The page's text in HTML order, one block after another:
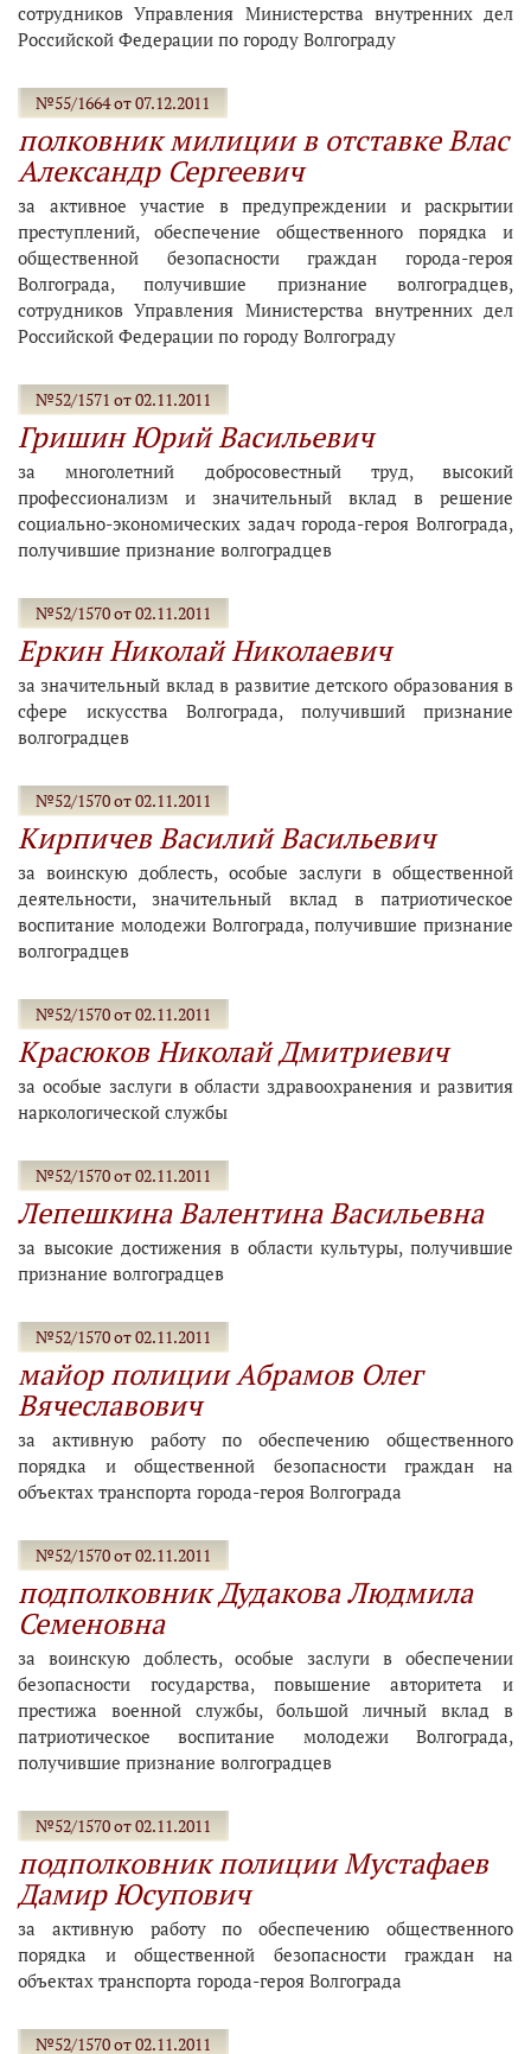
сотрудников Управления Министерства внутренних дел
Российской Федерации по городу Волгограду
№55/1664 от 07.12.2011
полковник милиции в отставке Влас
Александр Сергеевич
за активное участие в предупреждении и раскрытии
преступлений, обеспечение общественного порядка и
общественной безопасности граждан города-героя
Волгограда, получившие признание волгоградцев,
сотрудников Управления Министерства внутренних дел
Российской Федерации по городу Волгограду
№52/1571 от 02.11.2011
Гришин Юрий Васильевич
за многолетний добросовестный труд, высокий
профессионализм и значительный вклад в решение
социально-экономических задач города-героя Волгограда,
получившие признание волгоградцев
№52/1570 от 02.11.2011
Еркин Николай Николаевич
за значительный вклад в развитие детского образования в
сфере искусства Волгограда, получивший признание
волгоградцев
№52/1570 от 02.11.2011
Кирпичев Василий Васильевич
за воинскую доблесть, особые заслуги в общественной
деятельности, значительный вклад в патриотическое
воспитание молодежи Волгограда, получившие признание
волгоградцев
№52/1570 от 02.11.2011
Красюков Николай Дмитриевич
за особые заслуги в области здравоохранения и развития
наркологической службы
№52/1570 от 02.11.2011
Лепешкина Валентина Васильевна
за высокие достижения в области культуры, получившие
признание волгоградцев
№52/1570 от 02.11.2011
майор полиции Абрамов Олег
Вячеславович
за активную работу по обеспечению общественного
порядка и общественной безопасности граждан на
объектах транспорта города-героя Волгограда
№52/1570 от 02.11.2011
подполковник Дудакова Людмила
Семеновна
за воинскую доблесть, особые заслуги в обеспечении
безопасности государства, повышение авторитета и
престижа военной службы, большой личный вклад в
патриотическое воспитание молодежи Волгограда,
получившие признание волгоградцев
№52/1570 от 02.11.2011
подполковник полиции Мустафаев
Дамир Юсупович
за активную работу по обеспечению общественного
порядка и общественной безопасности граждан на
объектах транспорта города-героя Волгограда
№52/1570 от 02.11.2011